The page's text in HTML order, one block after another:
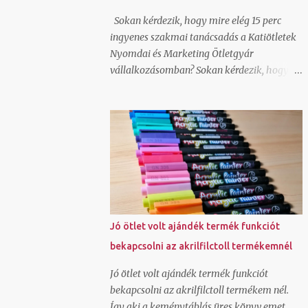
Annak nem néztem még utána, hogy az így
generált képeket hogyan lehet felhasználni,
milyen szerzői jogok vonatkoznak rá és
lehet-e jobb felbontásban is generálni a
valakinek saját fotója, amit megjelenítsen,
bátran használhat ilyen alkalmazást is.
Hogy...
Sokan kérdezik, hogy mire elég 15 perc
ingyenes szakmai tanácsadás a Katiötletek
Nyomdai és Marketing Ötletgyár
vállalkozásomban? Sokan kérdezik, hogy
tényleg adsz válaszokat? Nézzük először is,
hogy mire elég a 15 perc ingyenes szakmai
tanácsadás. Hoztam pár példát erre: le
tudjuk tesztelni olvasói szemmel egy-egy
online felületedet és tudok javaslatot tenni,
hogy mit módosítsd ahhoz, hogy
hatékonyabban működjön canva
képszerkesztő program alap használatát
meg tudjuk nézni és rájössz ezután hogy jé,
ez tényleg ilyen egyszerű általad használt
grafikai programban tudlak segíteni, hogy
ments olyan pdf-et, ami a nyomdai
Jó ötlet volt ajándék termék funkciót
bekapcsolni az akrilfilctoll termékemnél
Jó ötlet volt ajándék termék funkciót
bekapcsolni az akrilfilctoll termékem nél.